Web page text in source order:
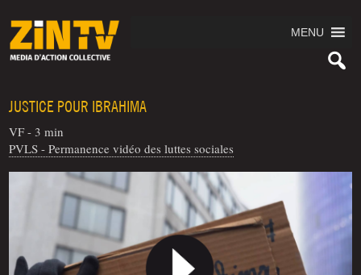
MENU
JUSTICE POUR IBRAHIMA
VF - 3 min
PVLS - Permanence vidéo des luttes sociales